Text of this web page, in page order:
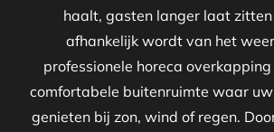
haalt, gasten langer laat
afhankelijk wordt van het
professionele horeca
comfortabele buitenruimte waar
genieten bij zon, wind of regen.